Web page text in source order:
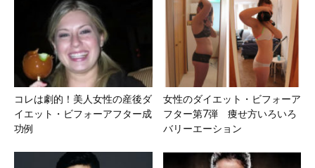
コレは劇的！美人女性の産後ダ
イエット・ビフォーアフター成
功例
女性のダイエット・ビフォーア
フター第7弾 痩せ方いろいろ
バリーエーション